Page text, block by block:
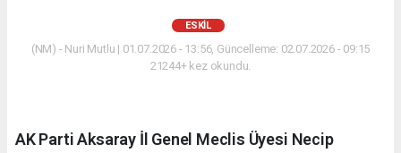
ESKİL
(NM) - Nuri Mutlu | 01.07.2026 - 13:56, Güncelleme: 02.07.2026 - 09:15
21244+ kez okundu.
AK Parti Aksaray İl Genel Meclis Üyesi Necip